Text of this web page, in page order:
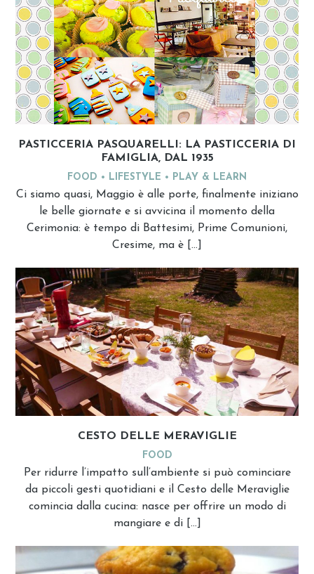
PASTICCERIA PASQUARELLI: LA PASTICCERIA DI
FAMIGLIA, DAL 1935
FOOD LIFESTYLE PLAY & LEARN
Ci siamo quasi, Maggio è alle porte, finalmente iniziano
le belle giornate e si avvicina il momento della
Cerimonia: è tempo di Battesimi, Prime Comunioni,
Cresime, ma è […]
CESTO DELLE MERAVIGLIE
FOOD
Per ridurre l’impatto sull’ambiente si può cominciare
da piccoli gesti quotidiani e il Cesto delle Meraviglie
comincia dalla cucina: nasce per offrire un modo di
mangiare e di […]